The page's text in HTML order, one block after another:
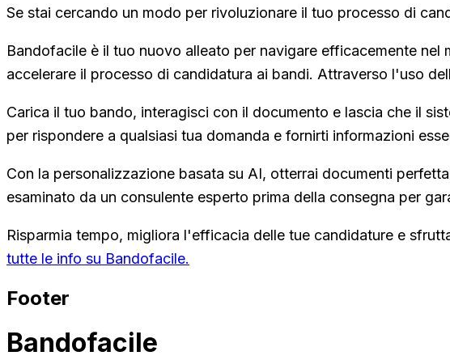
Se stai cercando un modo per rivoluzionare il tuo processo di
Bandofacile è il tuo nuovo alleato per navigare efficacemente
accelerare il processo di candidatura ai bandi. Attraverso l'uso
Carica il tuo bando, interagisci con il documento e lascia che il
per rispondere a qualsiasi tua domanda e fornirti informazioni
Con la personalizzazione basata su AI, otterrai documenti
esaminato da un consulente esperto prima della consegna per
Risparmia tempo, migliora l'efficacia delle tue candidature e
tutte le info su Bandofacile.
Footer
Bandofacile